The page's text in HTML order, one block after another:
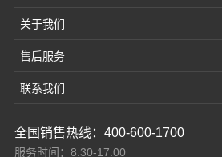
关于我们
售后服务
联系我们
全国销售热线：400-600-1700
服务时间：8:30-17:00